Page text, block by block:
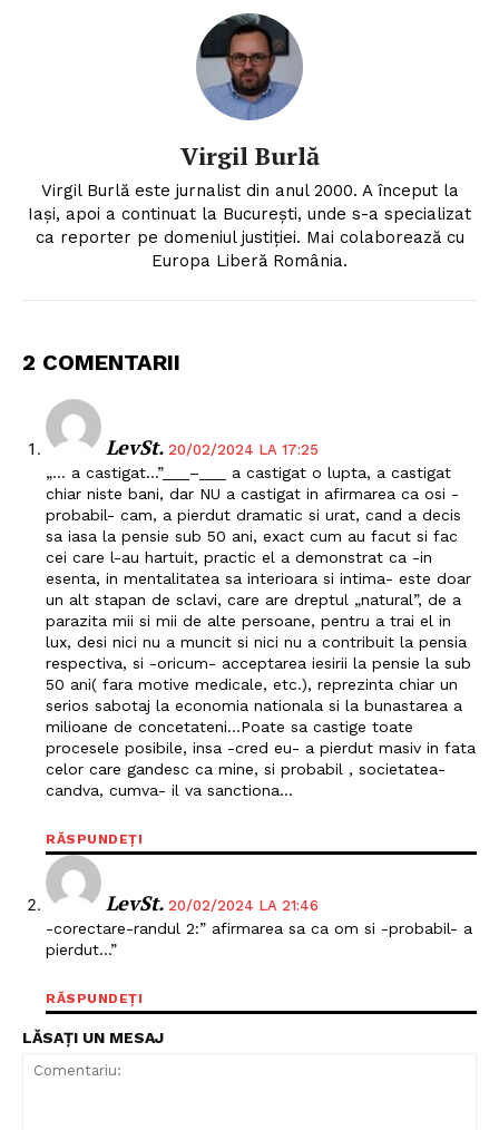
Virgil Burlă
Virgil Burlă este jurnalist din anul 2000. A început la
Iași, apoi a continuat la București, unde s-a specializat
ca reporter pe domeniul justiției. Mai colaborează cu
Europa Liberă România.
2 COMENTARII
LevSt. 20/02/2024 LA 17:25
„… a castigat…”___–___ a castigat o lupta, a castigat
chiar niste bani, dar NU a castigat in afirmarea ca osi -
probabil- cam, a pierdut dramatic si urat, cand a decis
sa iasa la pensie sub 50 ani, exact cum au facut si fac
cei care l-au hartuit, practic el a demonstrat ca -in
esenta, in mentalitatea sa interioara si intima- este doar
un alt stapan de sclavi, care are dreptul „natural”, de a
parazita mii si mii de alte persoane, pentru a trai el in
lux, desi nici nu a muncit si nici nu a contribuit la pensia
respectiva, si -oricum- acceptarea iesirii la pensie la sub
50 ani( fara motive medicale, etc.), reprezinta chiar un
serios sabotaj la economia nationala si la bunastarea a
milioane de concetateni…Poate sa castige toate
procesele posibile, insa -cred eu- a pierdut masiv in fata
celor care gandesc ca mine, si probabil , societatea-
candva, cumva- il va sanctiona…
RĂSPUNDEȚI
LevSt. 20/02/2024 LA 21:46
-corectare-randul 2:” afirmarea sa ca om si -probabil- a
pierdut…”
RĂSPUNDEȚI
LĂSAȚI UN MESAJ